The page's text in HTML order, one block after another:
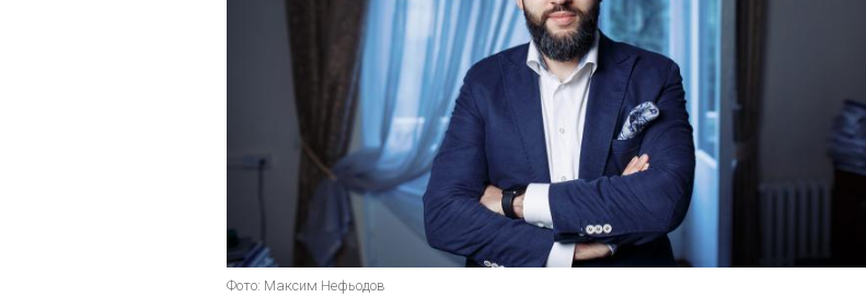
Фото: Максим Нефьодов